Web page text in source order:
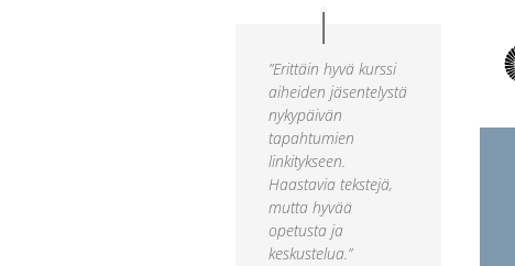
”Erittäin hyvä kurssi
aiheiden jäsentelystä
nykypäivän
tapahtumien
linkitykseen.
Haastavia tekstejä,
mutta hyvää
opetusta ja
keskustelua.”